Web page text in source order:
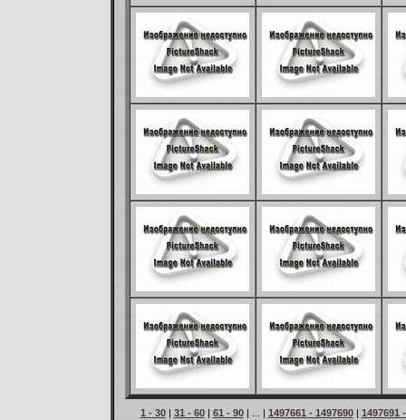
1 - 30| 31 - 60| 61 - 90| ... | 1497661 - 1497690| 1497691